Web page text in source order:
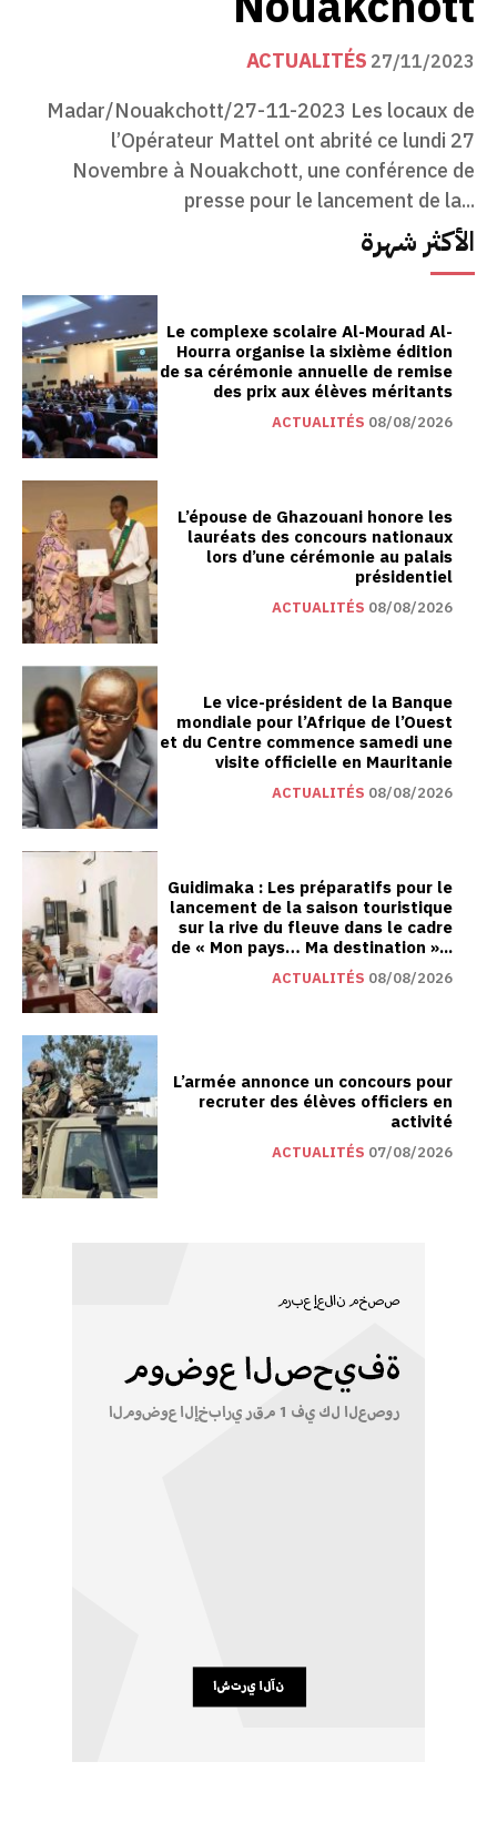
ACTUALITÉS 27/11/2023
Madar/Nouakchott/27-11-2023 Les locaux de
l’Opérateur Mattel ont abrité ce lundi 27
Novembre à Nouakchott, une conférence de
presse pour le lancement de la...
الأكثر شهرة
Le complexe scolaire Al-Mourad Al-
Hourra organise la sixième édition
de sa cérémonie annuelle de remise
des prix aux élèves méritants
ACTUALITÉS 08/08/2026
L’épouse de Ghazouani honore les
lauréats des concours nationaux
lors d’une cérémonie au palais
présidentiel
ACTUALITÉS 08/08/2026
Le vice-président de la Banque
mondiale pour l’Afrique de l’Ouest
et du Centre commence samedi une
visite officielle en Mauritanie
ACTUALITÉS 08/08/2026
Guidimaka : Les préparatifs pour le
lancement de la saison touristique
sur la rive du fleuve dans le cadre
de « Mon pays… Ma destination »...
ACTUALITÉS 08/08/2026
L’armée annonce un concours pour
recruter des élèves officiers en
activité
ACTUALITÉS 07/08/2026